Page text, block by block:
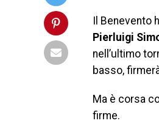
Il
Pierluigi
nell’ultimo
basso,
Ma è corsa
firme.